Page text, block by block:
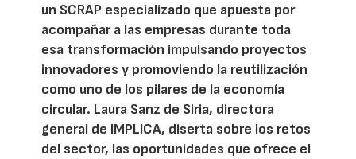
un SCRAP especializado que apuesta por
acompañar a las empresas durante toda
esa transformación impulsando proyectos
innovadores y promoviendo la reutilización
como uno de los pilares de la economía
circular. Laura Sanz de Siria, directora
general de IMPLICA, diserta sobre los retos
del sector, las oportunidades que ofrece el